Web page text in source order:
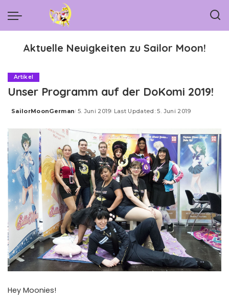
Aktuelle Neuigkeiten zu Sailor Moon!
Artikel
Unser Programm auf der DoKomi 2019!
Posted
SailorMoonGerman 5. Juni 2019 Last Updated: 5. Juni 2019
Hey Moonies!